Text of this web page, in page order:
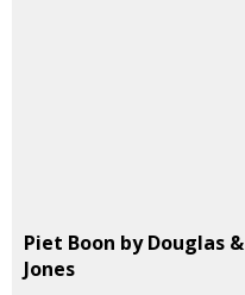
Piet Boon by Douglas &
Jones